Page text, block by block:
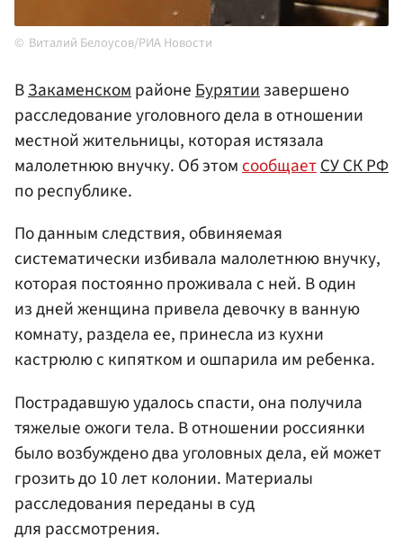
Виталий Белоусов/РИА Новости
ВЗакаменскомрайонеБурятиизавершено
расследование уголовного дела в отношении
местной жительницы, которая истязала
малолетнюю внучку. Об этомсообщаетСУ СК РФ
по республике.
По данным следствия, обвиняемая
систематически избивала малолетнюю внучку,
которая постоянно проживала с ней. В один
из дней женщина привела девочку в ванную
комнату, раздела ее, принесла из кухни
кастрюлю с кипятком и ошпарила им ребенка.
Пострадавшую удалось спасти, она получила
тяжелые ожоги тела. В отношении россиянки
было возбуждено два уголовных дела, ей может
грозить до 10 лет колонии. Материалы
расследования переданы в суд
для рассмотрения.